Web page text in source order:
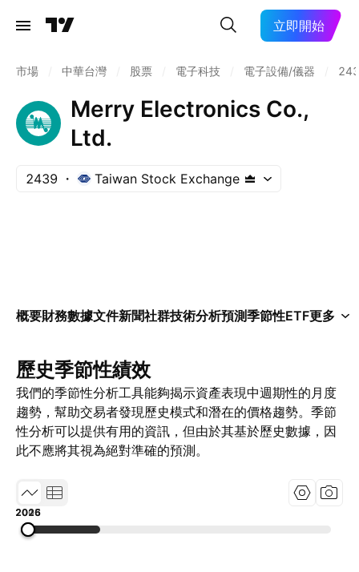
立即開始
市場 中華台灣 股票 電子科技 電子設備/儀器
Merry Electronics Co.,
Ltd.
2439 Taiwan Stock Exchange
概要財務數據文件新聞社群技術分析預測季節性ETF更多
歷史季節性績效
我們的季節性分析工具能夠揭示資產表現中週期性的月度
趨勢，幫助交易者發現歷史模式和潛在的價格趨勢。季節
性分析可以提供有用的資訊，但由於其基於歷史數據，因
此不應將其視為絕對準確的預測。
2005
2015
2026